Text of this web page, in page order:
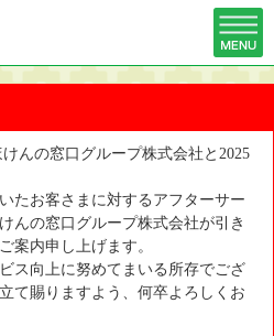
んの窓口グループ株式会社と2025
たお客さまに対するアフターサー
んの窓口グループ株式会社が引き
案内申し上げます。
ス向上に努めてまいる所存でござ
て賜りますよう、何卒よろしくお